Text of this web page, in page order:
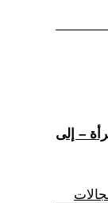
– إلى